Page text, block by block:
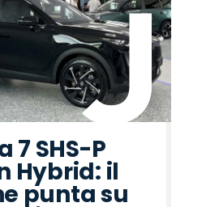
7 SHS-P
Hybrid: il
punta su